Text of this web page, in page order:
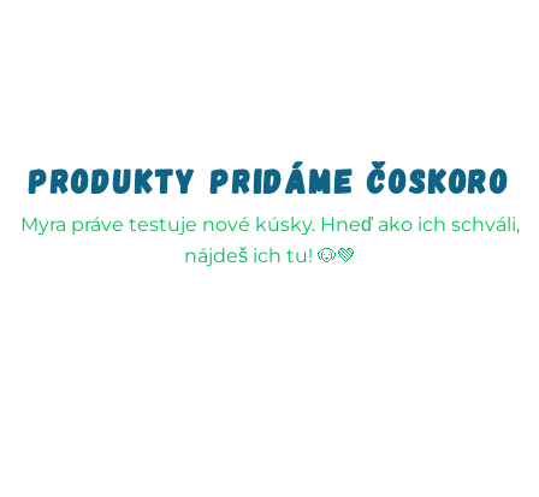
Produkty pridáme čoskoro
Myra práve testuje nové kúsky. Hneď ako ich schváli,
nájdeš ich tu! 🐶💚